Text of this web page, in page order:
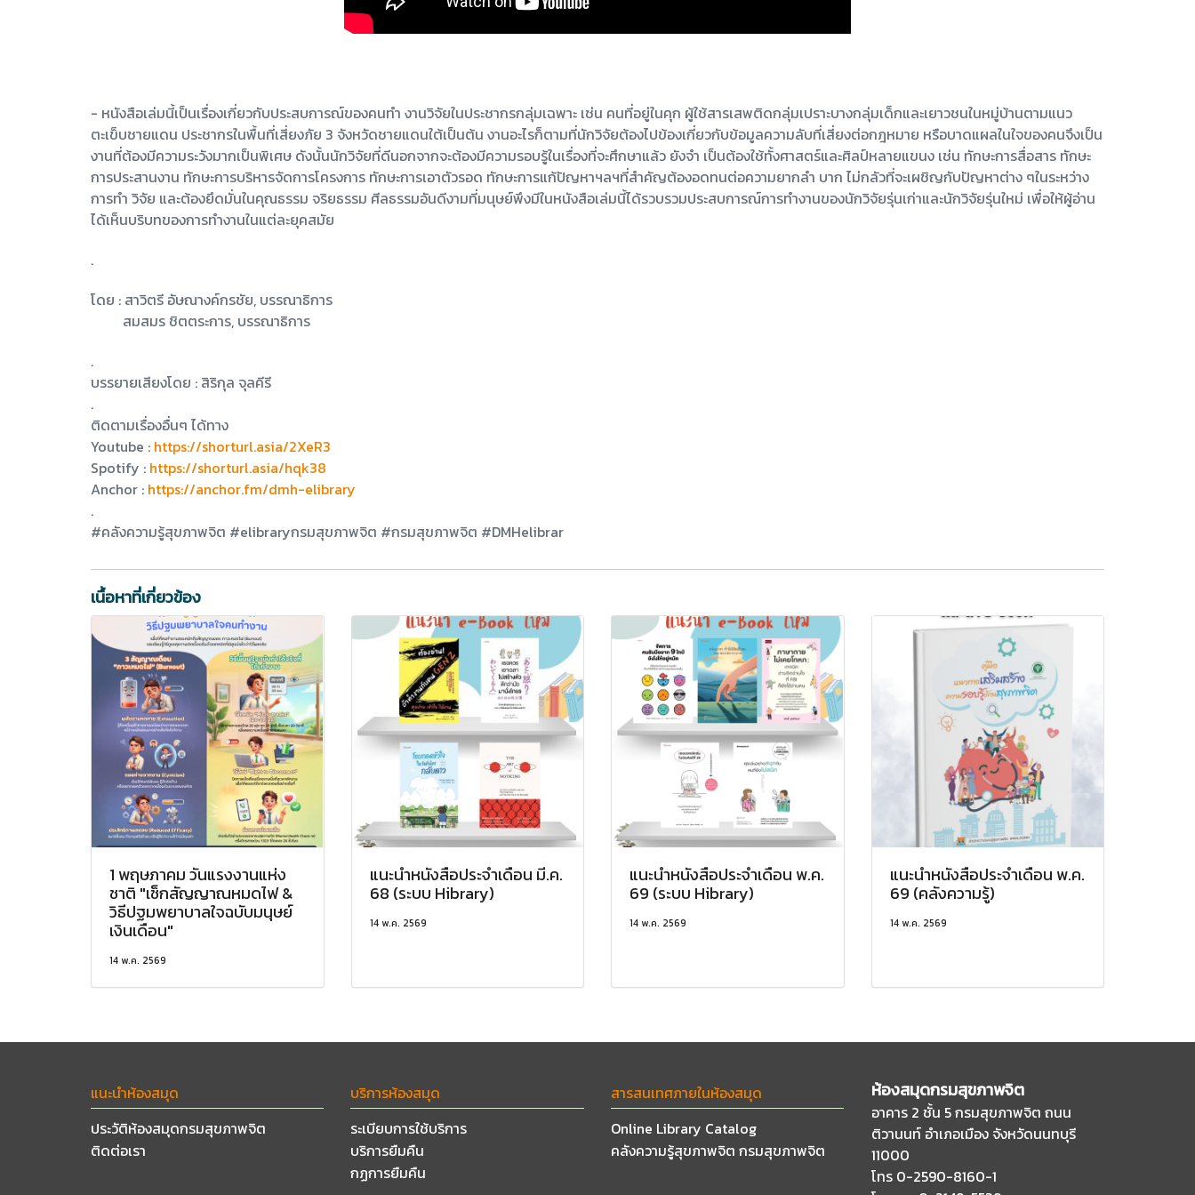
- หนังสือเล่มนี้เป็นเรื่องเกี่ยวกับประสบการณ์ของคนทำ งานวิจัยในประชากรกลุ่มเฉพาะ เช่น คนที่อยู่ในคุก ผู้ใช้สารเสพติดกลุ่มเปราะบางกลุ่มเด็กและเยาวชนในหมู่บ้านตามแนว
ตะเข็บชายแดน ประชากรในพื้นที่เสี่ยงภัย 3 จังหวัดชายแดนใต้เป็นต้น งานอะไรก็ตามที่นักวิจัยต้องไปข้องเกี่ยวกับข้อมูลความลับที่เสี่ยงต่อกฎหมาย หรือบาดแผลในใจของคนจึงเป็น
งานที่ต้องมีความระวังมากเป็นพิเศษ ดังนั้นนักวิจัยที่ดีนอกจากจะต้องมีความรอบรู้ในเรื่องที่จะศึกษาแล้ว ยังจำ เป็นต้องใช้ทั้งศาสตร์และศิลป์หลายแขนง เช่น ทักษะการสื่อสาร ทักษะ
การประสานงาน ทักษะการบริหารจัดการโครงการ ทักษะการเอาตัวรอด ทักษะการแก้ปัญหาฯลฯที่สำคัญต้องอดทนต่อความยากลำ บาก ไม่กลัวที่จะเผชิญกับปัญหาต่าง ๆในระหว่าง
การทำ วิจัย และต้องยึดมั่นในคุณธรรม จริยธรรม ศีลธรรมอันดีงามที่มนุษย์พึงมีในหนังสือเล่มนี้ได้รวบรวมประสบการณ์การทำงานของนักวิจัยรุ่นเก่าและนักวิจัยรุ่นใหม่ เพื่อให้ผู้อ่าน
ได้เห็นบริบทของการทำงานในแต่ละยุคสมัย
.
โดย : สาวิตรี อัษณางค์กรชัย, บรรณาธิการ
สมสมร ชิตตระการ, บรรณาธิการ
.
บรรยายเสียงโดย : สิริกุล จุลคีรี
.
ติดตามเรื่องอื่นๆ ได้ทาง
Youtube : https://shorturl.asia/2XeR3
Spotify : https://shorturl.asia/hqk38
Anchor : https://anchor.fm/dmh-elibrary
.
#คลังความรู้สุขภาพจิต #elibraryกรมสุขภาพจิต #กรมสุขภาพจิต #DMHelibrar
เนื้อหาที่เกี่ยวข้อง
1 พฤษภาคม วันแรงงานแห่ง
ชาติ "เช็กสัญญาณหมดไฟ &
วิธีปฐมพยาบาลใจฉบับมนุษย์
เงินเดือน"
14 พ.ค. 2569
แนะนำหนังสือประจำเดือน มี.ค.
68 (ระบบ Hibrary)
14 พ.ค. 2569
แนะนำหนังสือประจำเดือน พ.ค.
69 (ระบบ Hibrary)
14 พ.ค. 2569
แนะนำหนังสือประจำเดือน พ.ค.
69 (คลังความรู้)
14 พ.ค. 2569
แนะนำห้องสมุด
ประวัติห้องสมุดกรมสุขภาพจิต
ติดต่อเรา
บริการห้องสมุด
ระเบียบการใช้บริการ
บริการยืมคืน
กฏการยืมคืน
สารสนเทศภายในห้องสมุด
Online Library Catalog
คลังความรู้สุขภาพจิต กรมสุขภาพจิต
ห้องสมุดกรมสุขภาพจิต
อาคาร 2 ชั้น 5 กรมสุขภาพจิต ถนน
ติวานนท์ อำเภอเมือง จังหวัดนนทบุรี
11000
โทร 0-2590-8160-1